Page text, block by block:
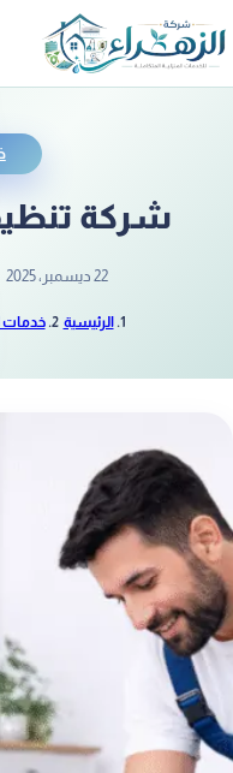
تخطَّ إلى المحتوى
شركة
22 ديسمبر، 2025
الرئيسية خدمات